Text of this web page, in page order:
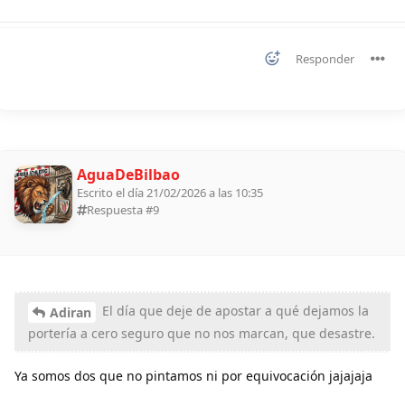
Responder
AguaDeBilbao
Escrito el día 21/02/2026 a las 10:35
Respuesta #9
Adiran
El día que deje de apostar a qué dejamos la
portería a cero seguro que no nos marcan, que desastre.
Ya somos dos que no pintamos ni por equivocación jajajaja